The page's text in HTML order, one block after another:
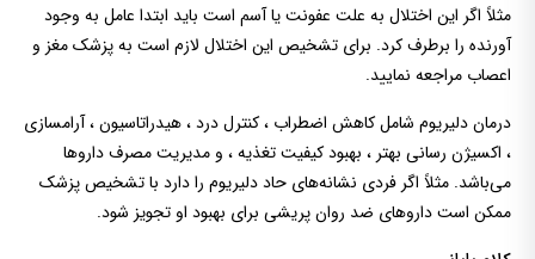
مثلاً اگر این اختلال به علت عفونت یا آسم است باید ابتدا عامل به وجود
آورنده را برطرف کرد. برای تشخیص این اختلال لازم است به پزشک مغز و
اعصاب مراجعه نمایید.
درمان دلیریوم شامل کاهش اضطراب ، کنترل درد ، هیدراتاسیون ، آرامسازی
، اکسیژن رسانی بهتر ، بهبود کیفیت تغذیه ، و مدیریت مصرف داروها
می‌باشد. مثلاً اگر فردی نشانه‌های حاد دلیریوم را دارد با تشخیص پزشک
ممکن است داروهای ضد روان پریشی برای بهبود او تجویز شود.